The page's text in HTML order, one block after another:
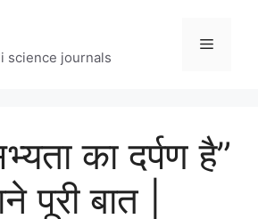
science journals
Menu
का दर्पण है”
पूरी बात |